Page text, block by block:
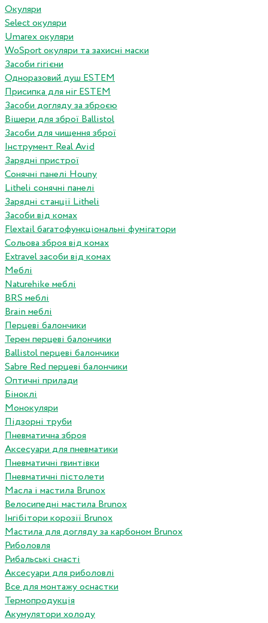
Окуляри
Select окуляри
Umarex окуляри
WoSport окуляри та захисні маски
Засоби гігієни
Одноразовий душ ESTEM
Присипка для ніг ESTEM
Засоби догляду за зброєю
Вішери для зброї Ballistol
Засоби для чищення зброї
Інструмент Real Avid
Зарядні пристрої
Сонячні панелі Houny
Litheli сонячні панелі
Зарядні станції Litheli
Засоби від комах
Flextail багатофункціональні фумігатори
Сольова зброя від комах
Extravel засоби від комах
Меблі
Naturehike меблі
BRS меблі
Brain меблі
Перцеві балончики
Терен перцеві балончики
Ballistol перцеві балончики
Sabre Red перцеві балончики
Оптичні прилади
Біноклі
Монокуляри
Підзорні труби
Пневматична зброя
Аксесуари для пневматики
Пневматичні гвинтівки
Пневматичні пістолети
Масла і мастила Brunox
Велосипедні мастила Brunox
Інгібітори корозії Brunox
Мастила для догляду за карбоном Brunox
Риболовля
Рибальські снасті
Аксесуари для риболовлі
Все для монтажу оснастки
Термопродукція
Акумулятори холоду